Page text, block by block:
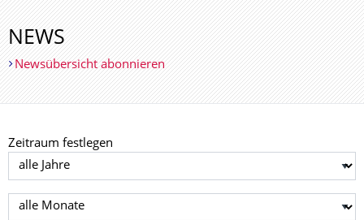
NEWS
Newsübersicht abonnieren
Zeitraum festlegen
Jahr auswählen
Monat auswählen